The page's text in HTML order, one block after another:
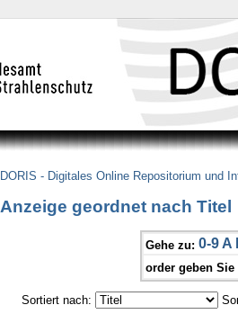
DORIS - Digitales Online Repositorium und
Anzeige geordnet nach Titel
Gehe zu: 0-9 A
order geben
Sortiert nach: